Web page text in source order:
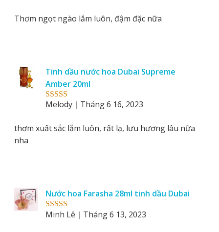
Thơm ngọt ngào lắm luôn, đậm đặc nữa
Rated5out
Tinh dầu nước hoa Dubai Supreme
Amber 20ml
Melody
Tháng 6 16, 2023
thơm xuất sắc lắm luôn, rất lạ, lưu hương lâu nữa
nha
Rated 5out
Nước hoa Farasha 28ml tinh dầu Dubai
Minh Lê
Tháng 6 13, 2023